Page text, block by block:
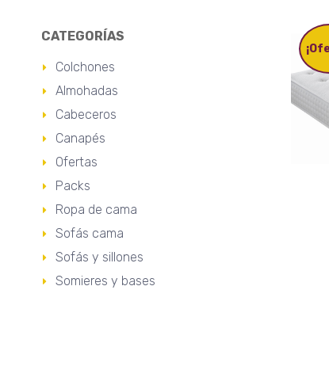
CATEGORÍAS
Colchones
Almohadas
Cabeceros
Canapés
Ofertas
Packs
Ropa de cama
Sofás cama
Sofás y sillones
Somieres y bases